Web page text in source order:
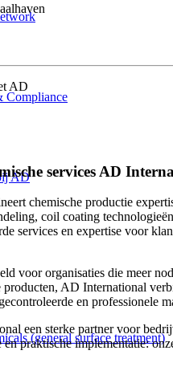
Compliance
AD
(general surface treatment)
AD
services AD
chemische productie
coil coating
services en expertise voor
voor organisaties die meer
AD International
en professionele
een sterke partner voor
praktische implementatie: